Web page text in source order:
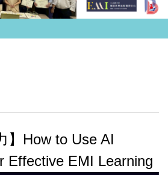
】How to Use AI
Effective EMI Learning